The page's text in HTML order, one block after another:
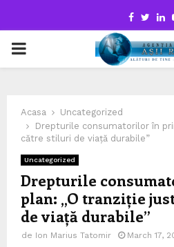
PRIMARY
Acasa
Uncategorized
Drepturile consumatorilor în
către stiluri de viață durabile”
Uncategorized
Drepturile
plan: „O tranziție
de viață durabile”
de Ion Marius Tatomir March 17,